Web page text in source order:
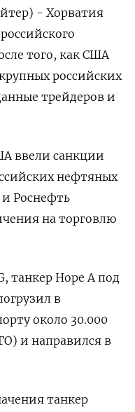
- Хорватия
того, как США
российских
трейдеров и
ввели санкции
нефтяных
Роснефть
на торговлю
танкер Hope A под
в
около 30.000
и направился в
танкер